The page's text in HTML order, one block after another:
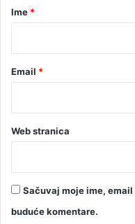
rIme *
Email *
Web stranica
Sačuvaj moje ime,
buduće komentare.